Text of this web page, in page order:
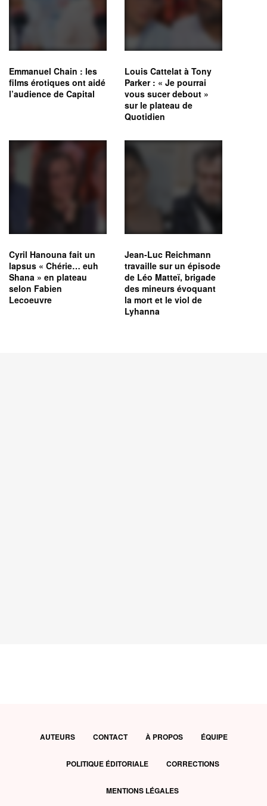
Emmanuel Chain : les
films érotiques ont aidé
l’audience de Capital
Louis Cattelat à Tony
Parker : « Je pourrai
vous sucer debout »
sur le plateau de
Quotidien
Cyril Hanouna fait un
lapsus « Chérie… euh
Shana » en plateau
selon Fabien
Lecoeuvre
Jean-Luc Reichmann
travaille sur un épisode
de Léo Matteï, brigade
des mineurs évoquant
la mort et le viol de
Lyhanna
AUTEURS CONTACT À PROPOS ÉQUIPE
POLITIQUE ÉDITORIALE CORRECTIONS
MENTIONS LÉGALES